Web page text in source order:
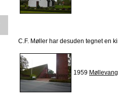
C.F. Møller har desuden tegnet en
1959